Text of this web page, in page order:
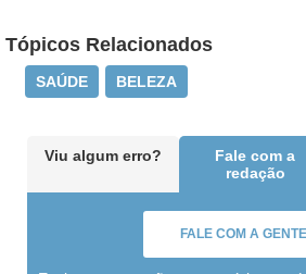
Tópicos Relacionados
SAÚDE BELEZA
Viu algum erro?
Fale com a
redação
FALE COM A GENTE